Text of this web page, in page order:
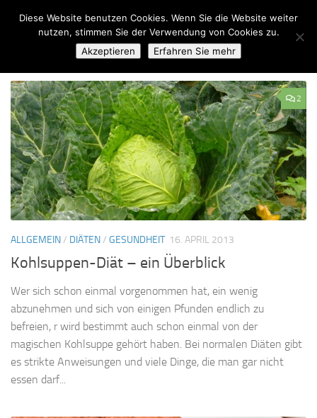
Zum Inhalt springen
SCHLAGWÖRTER:GERICHTE
2
ALLGEMEIN/ DIÄTEN/ GESUNDHEIT 16. APRIL 2013
Kohlsuppen-Diät – ein Überblick
Wer sich schon einmal vorgenommen hat, ein wenig
abzunehmen und sich von einigen Pfunden endlich zu
befreien, r wird bestimmt auch schon einmal von der
magischen Kohlsuppe gehört haben. Bei normalen Diäten gibt
es strikte Anweisungen und viele Dinge, die man gar nicht
essen darf...
Diese Website benutzen Cookies. Wenn Sie die Website weiter
nutzen, stimmen Sie der Verwendung von Cookies zu.
Akzeptieren
Erfahren Sie mehr